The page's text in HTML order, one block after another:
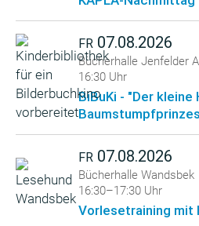
FR 07.08.2026
Bücherhalle Jenfelder
16:30 Uhr
BiBuKi - "Der
FR 07.08.2026
Bücherhalle Wandsbek
16:30–17:30 Uhr
Vorlesetraining mit